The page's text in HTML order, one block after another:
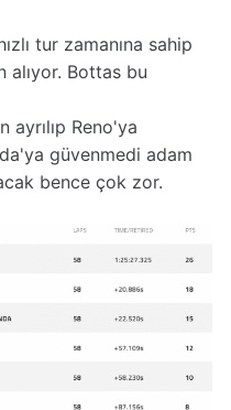
tur zamanına sahip
alıyor. Bottas bu
ayrılıp Reno'ya
güvenmedi adam
bence çok zor.